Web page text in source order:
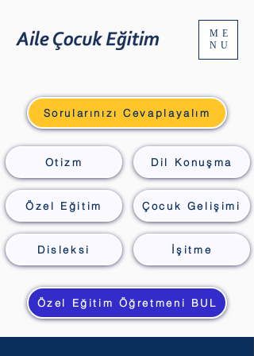
ME
NU
Özel Eğitim Öğretmeni BUL
Sorularınızı Cevaplayalım
Dil Konuşma
Özel Eğitim
Disleksi İşitme
Çocuk Gelişimi
Otizm